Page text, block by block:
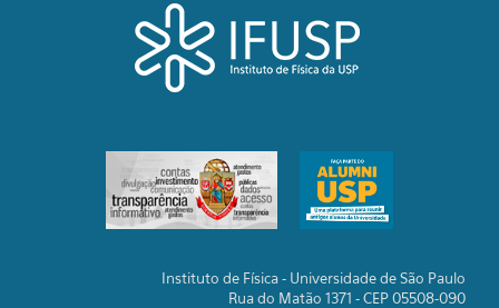
Instituto de Física - Universidade de São Paulo
Rua do Matão 1371 - CEP 05508-090